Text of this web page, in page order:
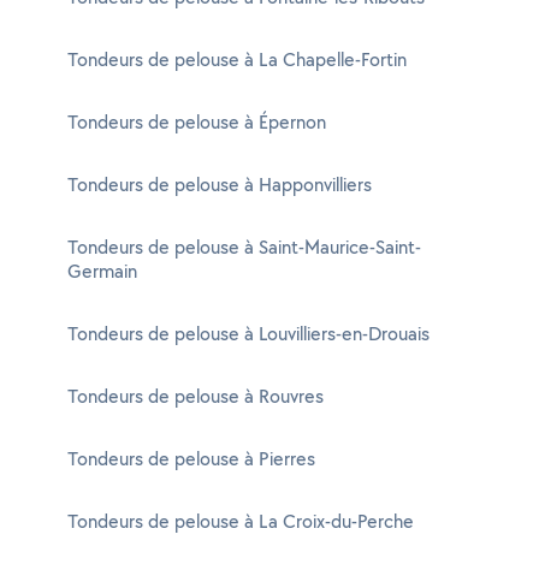
Tondeurs de pelouse à La Chapelle-Fortin
Tondeurs de pelouse à Épernon
Tondeurs de pelouse à Happonvilliers
Tondeurs de pelouse à Saint-Maurice-Saint-
Germain
Tondeurs de pelouse à Louvilliers-en-Drouais
Tondeurs de pelouse à Rouvres
Tondeurs de pelouse à Pierres
Tondeurs de pelouse à La Croix-du-Perche